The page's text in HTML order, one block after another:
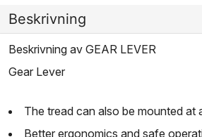
Beskrivning
Beskrivning av GEAR LEVER
Gear Lever
The tread can also be mounted at
Better ergonomics and safe